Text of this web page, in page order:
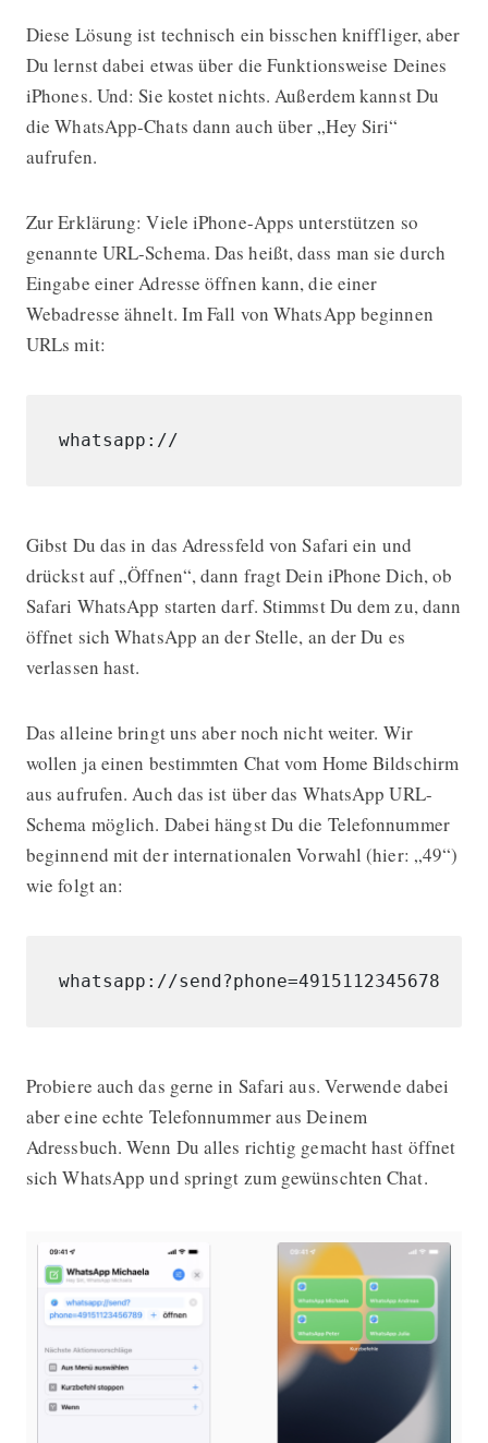
Diese Lösung ist technisch ein bisschen kniffliger, aber
Du lernst dabei etwas über die Funktionsweise Deines
iPhones. Und: Sie kostet nichts. Außerdem kannst Du
die WhatsApp-Chats dann auch über „Hey Siri“
aufrufen.
Zur Erklärung: Viele iPhone-Apps unterstützen so
genannte URL-Schema. Das heißt, dass man sie durch
Eingabe einer Adresse öffnen kann, die einer
Webadresse ähnelt. Im Fall von WhatsApp beginnen
URLs mit:
Gibst Du das in das Adressfeld von Safari ein und
drückst auf „Öffnen“, dann fragt Dein iPhone Dich, ob
Safari WhatsApp starten darf. Stimmst Du dem zu, dann
öffnet sich WhatsApp an der Stelle, an der Du es
verlassen hast.
Das alleine bringt uns aber noch nicht weiter. Wir
wollen ja einen bestimmten Chat vom Home Bildschirm
aus aufrufen. Auch das ist über das WhatsApp URL-
Schema möglich. Dabei hängst Du die Telefonnummer
beginnend mit der internationalen Vorwahl (hier: „49“)
wie folgt an:
Probiere auch das gerne in Safari aus. Verwende dabei
aber eine echte Telefonnummer aus Deinem
Adressbuch. Wenn Du alles richtig gemacht hast öffnet
sich WhatsApp und springt zum gewünschten Chat.